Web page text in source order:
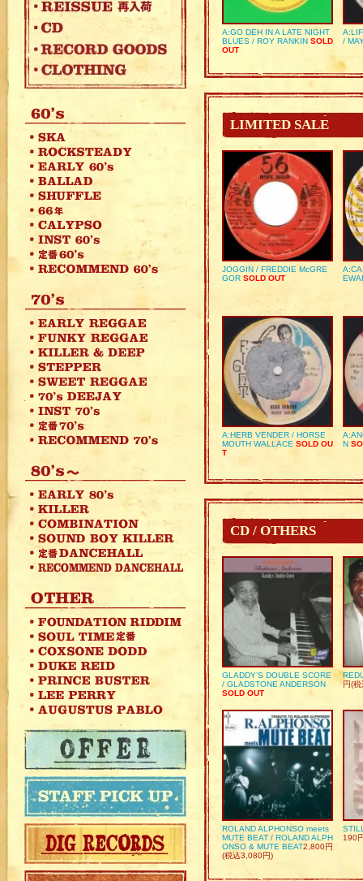
A:GO DEH IN A LATE NIGHT
BLUES / ROY RANKIN SOLD
OUT
/
LIMITED SALE
JOGGIN / FREDDIE McGRE
GOR SOLD OUT
A:HERB VENDER / HORSE
MOUTH WALLACE SOLD OU
T
N
CD / OTHERS
GLADDY’S DOUBLE SCORE
/ GLADSTONE ANDERSON
SOLD OUT
円(
ROLAND ALPHONSO meets
MUTE BEAT / ROLAND ALPH
ONSO & MUTE BEAT2,800円
(税込3,080円)
190